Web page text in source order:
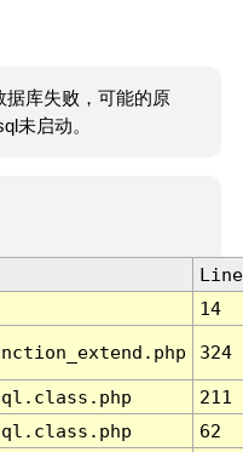
据库失败，可能的原
未启动。
Line
14
324
211
62